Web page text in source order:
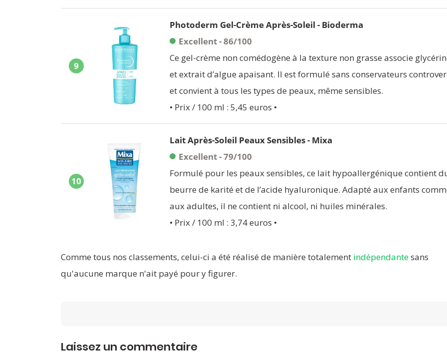
9
Photoderm Gel-Crème Après-Soleil - Bioderma
Excellent - 86/100
Ce gel-crème non comédogène à la texture non grasse associe
et extrait d’algue apaisant. Il est formulé sans conservateurs
et convient à tous les types de peaux, même sensibles.
• Prix / 100 ml : 5,45 euros •
10
Lait Après-Soleil Peaux Sensibles - Mixa
Excellent - 79/100
Formulé pour les peaux sensibles, ce lait hypoallergénique contient
beurre de karité et de l’acide hyaluronique. Adapté aux enfants
aux adultes, il ne contient ni alcool, ni huiles minérales.
• Prix / 100 ml : 3,74 euros •
Comme tous nos classements, celui-ci a été réalisé de manière totalement indépendantesans
qu'aucune marque n'ait payé pour y figurer.
Laissez un commentaire